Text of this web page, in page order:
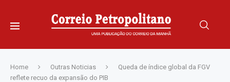
Home Outras Noticias
Queda de índice global da FGV
reflete recuo da expansão do PIB